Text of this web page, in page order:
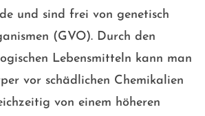
und sind frei von genetisch
(GVO). Durch den
Lebensmitteln kann man
vor schädlichen Chemikalien
von einem höheren